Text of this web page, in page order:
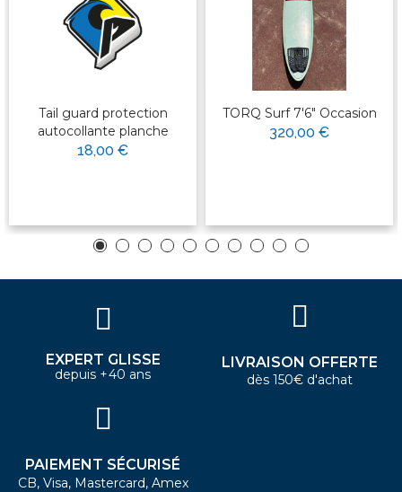
Tail guard protection
autocollante planche
18,00 €
TORQ Surf 7'6" Occasion
320,00 €
EXPERT GLISSE
depuis +40 ans
LIVRAISON OFFERTE
dès 150€ d'achat
PAIEMENT SÉCURISÉ
CB, Visa, Mastercard, Amex